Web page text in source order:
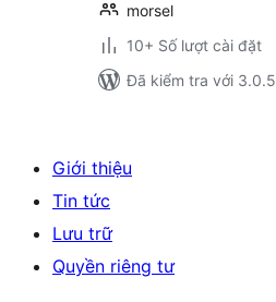
morsel
10+ Số lượt cài đặt
Đã kiểm tra với 3.0.5
Giới thiệu
Tin tức
Lưu trữ
Quyền riêng tư